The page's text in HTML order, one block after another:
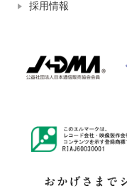
採用情報